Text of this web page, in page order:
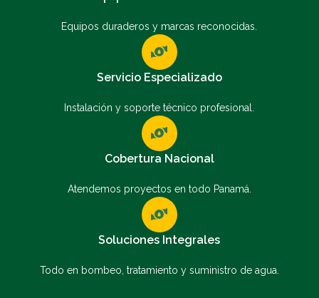
Equipos duraderos y marcas reconocidas.
Servicio Especializado
Instalación y soporte técnico profesional.
Cobertura Nacional
Atendemos proyectos en todo Panamá.
Soluciones Integrales
Todo en bombeo, tratamiento y suministro de agua.